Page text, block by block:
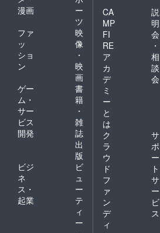
漫画
ー
ツ
ファ
ッ
ショ
ン
映
像
・
映
画
ゲー
ム・
サー
ビス
開発
書
籍
・
雑
誌
出
版
ビジ
ネ
ス・
起業
ビ
ュ
ー
テ
ィ
ー
CA
MP
FI
RE
ア
カ
デ
ミ
ー
と
は
説
明
会
・
相
談
会
ク
ラ
ウ
ド
フ
ァ
ン
デ
ィ
サ
ポ
ー
ト
サ
ー
ビ
ス